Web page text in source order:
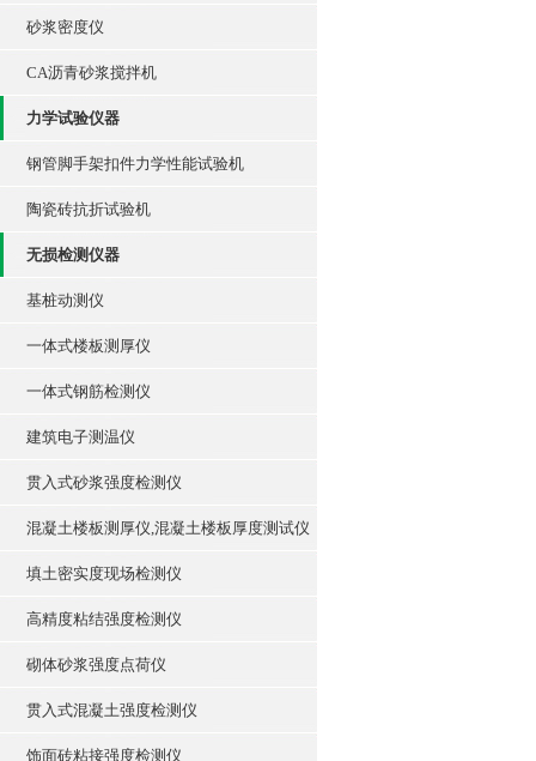
砂浆密度仪
CA沥青砂浆搅拌机
力学试验仪器
钢管脚手架扣件力学性能试验机
陶瓷砖抗折试验机
无损检测仪器
基桩动测仪
一体式楼板测厚仪
一体式钢筋检测仪
建筑电子测温仪
贯入式砂浆强度检测仪
混凝土楼板测厚仪,混凝土楼板厚度测试仪
填土密实度现场检测仪
高精度粘结强度检测仪
砌体砂浆强度点荷仪
贯入式混凝土强度检测仪
饰面砖粘接强度检测仪